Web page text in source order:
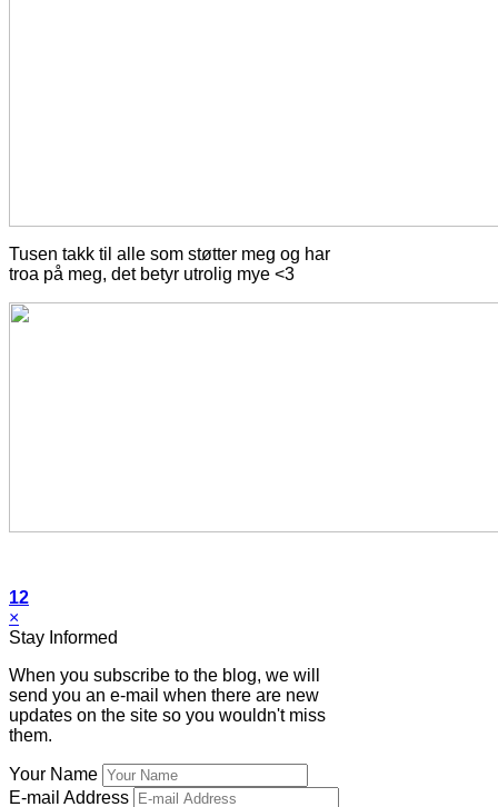
Tusen takk til alle som støtter meg og har
troa på meg, det betyr utrolig mye <3
12
×
Stay Informed
When you subscribe to the blog, we will
send you an e-mail when there are new
updates on the site so you wouldn't miss
them.
Your Name
E-mail Address